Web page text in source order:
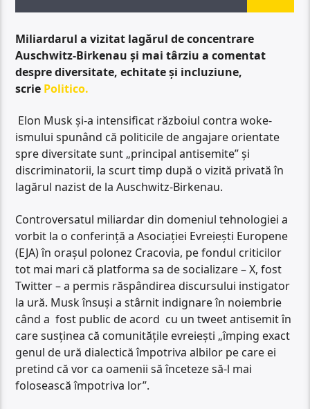
Miliardarul a vizitat lagărul de concentrare
Auschwitz-Birkenau și mai târziu a comentat
despre diversitate, echitate și incluziune,
scrie Politico.
Elon Musk și-a intensificat războiul contra woke-
ismului spunând că politicile de angajare orientate
spre diversitate sunt „principal antisemite” și
discriminatorii, la scurt timp după o vizită privată în
lagărul nazist de la Auschwitz-Birkenau.
Controversatul miliardar din domeniul tehnologiei a
vorbit la o conferință a Asociației Evreiești Europene
(EJA) în orașul polonez Cracovia, pe fondul criticilor
tot mai mari că platforma sa de socializare – X, fost
Twitter – a permis răspândirea discursului instigator
la ură. Musk însuși a stârnit indignare în noiembrie
când a fost public de acord cu un tweet antisemit în
care susținea că comunitățile evreiești „împing exact
genul de ură dialectică împotriva albilor pe care ei
pretind că vor ca oamenii să înceteze să-l mai
folosească împotriva lor”.